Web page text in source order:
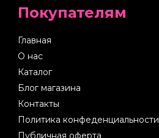
Покупателям
Главная
О нас
Каталог
Блог магазина
Контакты
Политика конфеденциальности
Публичная оферта